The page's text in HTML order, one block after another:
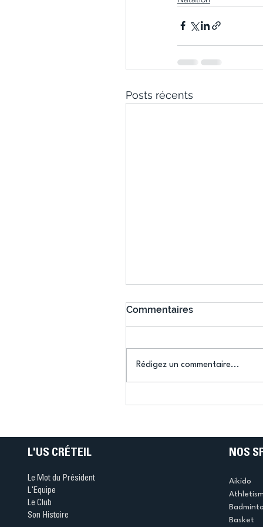
Posts récents
objectif, c'est Los
Commentaires
Rédigez un commentaire...
L'US CRÉTEIL
Le Mot du Président
L'Equipe
Le Club
Son Histoire
NOS
Aikido
Basket